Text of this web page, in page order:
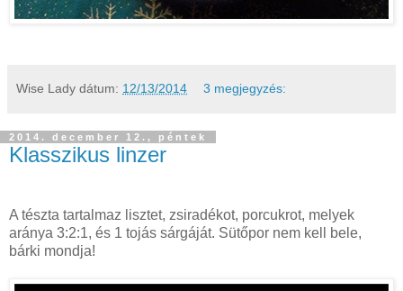
Wise Lady dátum: 12/13/2014 3 megjegyzés:
2014. december 12., péntek
Klasszikus linzer
A tészta tartalmaz lisztet, zsiradékot, porcukrot, melyek
aránya 3:2:1, és 1 tojás sárgáját. Sütőpor nem kell bele,
bárki mondja!